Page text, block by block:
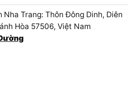
Nha Trang: Thôn Đông Dinh, Diên
Hòa 57506, Việt Nam